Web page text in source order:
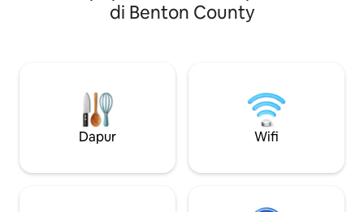
Mesin Cuci + Pengering Dalam Unit ☕️
Tingkatkan kenyamanan masa inap
Anda dengan check-in lebih awal, tur
pribadi, dan kayu bakar Pelajari
selengkapnya di bawah ini ⬇️
berusaha keras
transfer suara,
mendengar
(terutama pukul 7
di Benton County
Dapur Wifi